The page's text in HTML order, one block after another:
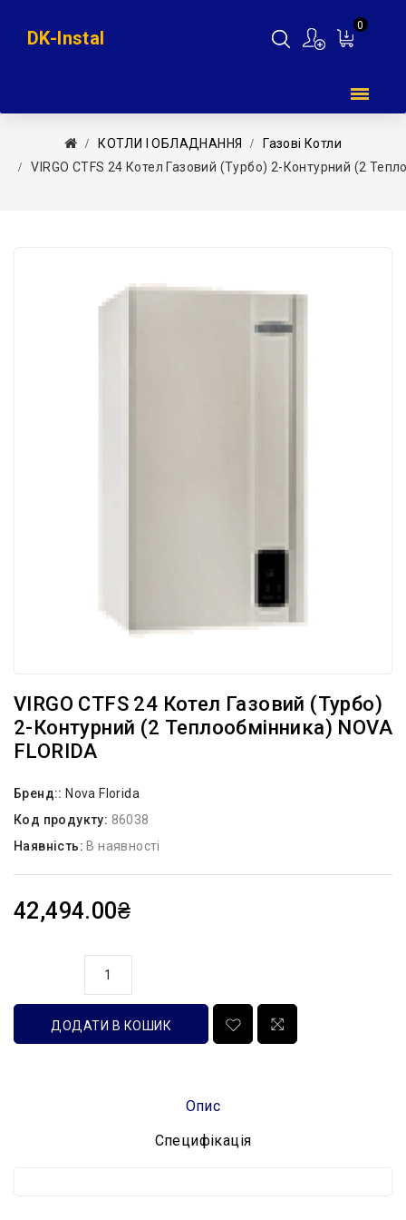
0
DK-Instal
КОТЛИ І ОБЛАДНАННЯ
Газові Котли
VIRGO CTFS 24 Котел Газовий (турбо) 2-Контурний (2
VIRGO CTFS 24 Котел Газовий (турбо)
2-Контурний (2 Теплообмінника) NOVA
FLORIDA
Бренд:: Nova Florida
Код продукту: 86038
Наявність: В наявності
42,494.00₴
ДОДАТИ В КОШИК
Опис
Специфікація